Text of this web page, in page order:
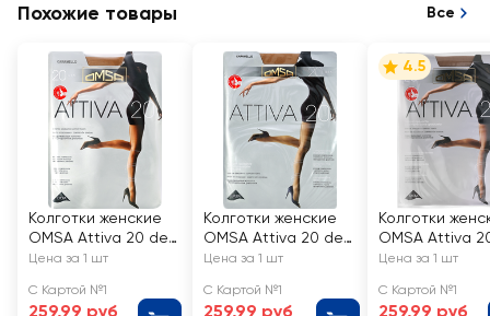
Похожие товары Все
Колготки женские
OMSA Attiva 20 den
caramello 3
Цена за 1 шт
С Картой №1
259,99 руб
Колготки женские
OMSA Attiva 20 den
caramello 4
Цена за 1 шт
С Картой №1
259,99 руб
4.5
Колготки
OMSA Attiva
caramello 5
Цена за 1 шт
С Картой №1
259,99 руб